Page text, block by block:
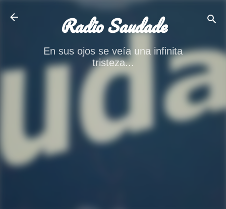
Radio Saudade
En sus ojos se veía una infinita
tristeza...